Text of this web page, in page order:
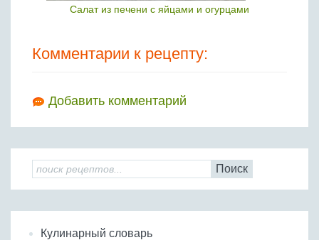
Салат из печени с яйцами и огурцами
Комментарии к рецепту:
Добавить комментарий
Поиск
Кулинарный словарь